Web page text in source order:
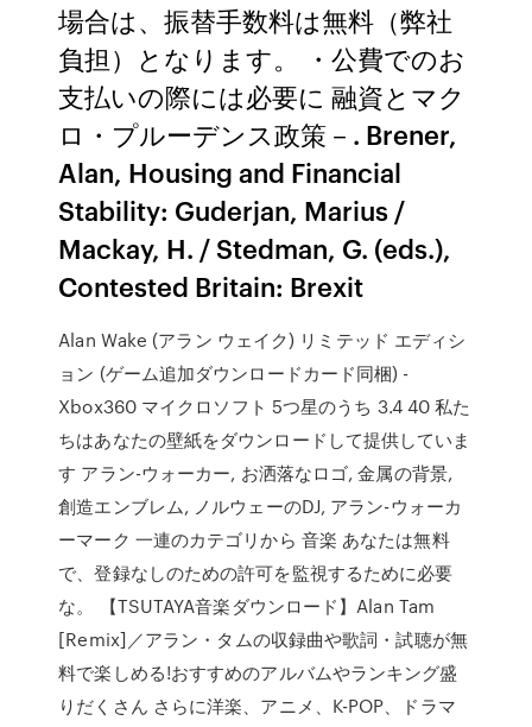
場合は、振替手数料は無料（弊社
負担）となります。 ・公費でのお
支払いの際には必要に 融資とマク
ロ・プルーデンス政策－. Brener,
Alan, Housing and Financial
Stability: Guderjan, Marius /
Mackay, H. / Stedman, G. (eds.),
Contested Britain: Brexit
Alan Wake (アラン ウェイク) リミテッド エディシ
ョン (ゲーム追加ダウンロードカード同梱) -
Xbox360 マイクロソフト 5つ星のうち 3.4 40 私た
ちはあなたの壁紙をダウンロードして提供していま
す アラン-ウォーカー, お洒落なロゴ, 金属の背景,
創造エンブレム, ノルウェーのDJ, アラン-ウォーカ
ーマーク 一連のカテゴリから 音楽 あなたは無料
で、登録なしのための許可を監視するために必要
な。 【TSUTAYA音楽ダウンロード】Alan Tam
[Remix]／アラン・タムの収録曲や歌詞・試聴が無
料で楽しめる!おすすめのアルバムやランキング盛
りだくさん さらに洋楽、アニメ、K-POP、ドラマ